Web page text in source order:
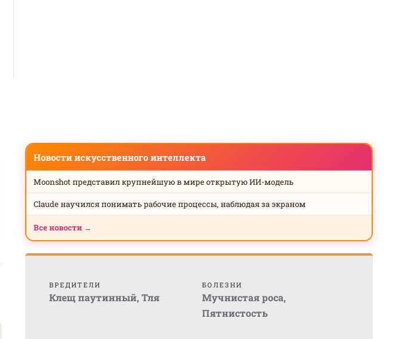
Новости искусственного интеллекта
Moonshot представил крупнейшую в мире открытую ИИ-модель
Claude научился понимать рабочие процессы, наблюдая за экраном
Все новости →
ВРЕДИТЕЛИ
Клещ паутинный, Тля
БОЛЕЗНИ
Мучнистая роса,
Пятнистость